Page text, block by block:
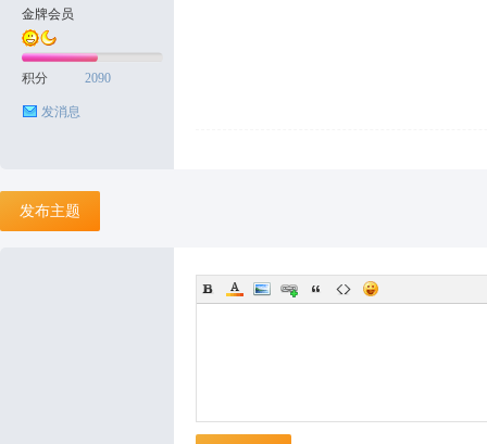
金牌会员
积分 2090
发消息
发布主题